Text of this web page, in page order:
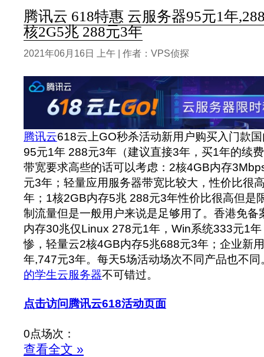
腾讯云 618特惠 云服务器95元1年
核2G5兆 288元3年
2021年06月16日 上午 | 作者：VPS侦探
腾讯云618云上GO秒杀活动新用户购买入门款
95元1年 288元3年（建议直接3年，买1年的续
带宽要求高些的话可以考虑：2核4GB内存
元3年；轻量应用服务器带宽比较大，性价比很
年；1核2GB内存5兆 288元3年性价比很高但是
制流量但是一般用户来说是足够用了。香港免备
内存30兆仅Linux 278元1年，Win系统333元1
惨，轻量云2核4GB内存5兆688元3年；企业新
年,747元3年。每天5场活动场次不同产品也不
的学生云服务器不可错过。
点击访问腾讯云618活动页面
0点场次：
查看全文 »